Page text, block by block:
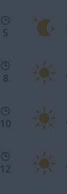
5
8
10
12